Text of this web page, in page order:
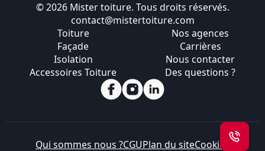
© 2026 Mister toiture. Tous droits réservés.
contact@mistertoiture.com
Toiture
Façade
Isolation
Accessoires Toiture
Nos agences
Carrières
Nous contacter
Des questions ?
Qui sommes nous ?CGUPlan du siteCookies